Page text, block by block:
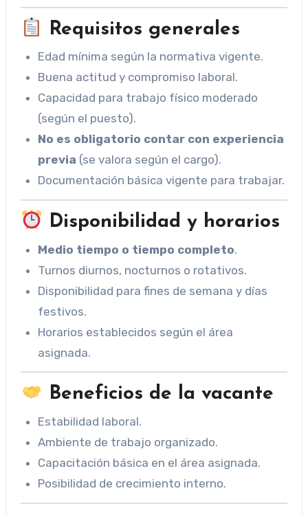
Requisitos generales
Edad mínima según la normativa vigente.
Buena actitud y compromiso laboral.
Capacidad para trabajo físico moderado
(según el puesto).
No es obligatorio contar con experiencia
previa (se valora según el cargo).
Documentación básica vigente para trabajar.
Disponibilidad y horarios
Medio tiempo o tiempo completo.
Turnos diurnos, nocturnos o rotativos.
Disponibilidad para fines de semana y días
festivos.
Horarios establecidos según el área
asignada.
Beneficios de la vacante
Estabilidad laboral.
Ambiente de trabajo organizado.
Capacitación básica en el área asignada.
Posibilidad de crecimiento interno.